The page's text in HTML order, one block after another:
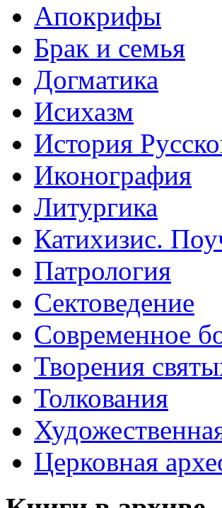
Апокрифы
Брак и семья
Догматика
Исихазм
История
Иконография
Литургика
Катихизис.
Патрология
Сектоведение
Современное
Творения
Толкования
Церковная